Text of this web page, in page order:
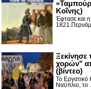
Κοΐνης)
Έφτασε και
χορών"
(βίντεο)
Το Εργατικό
Ναύπλιο, το ...